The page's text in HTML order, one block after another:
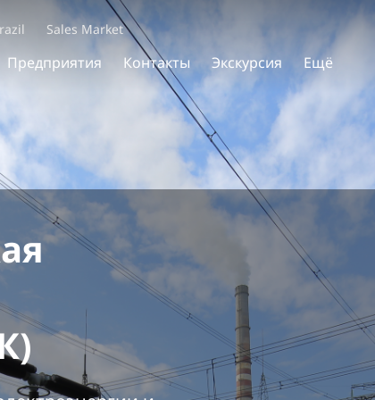
Sales Market
Предприятия Контакты Экскурсия Ещё